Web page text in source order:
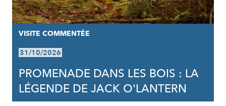
VISITE COMMENTÉE
31/10/2026
PROMENADE DANS LES BOIS : LA
LÉGENDE DE JACK O'LANTERN